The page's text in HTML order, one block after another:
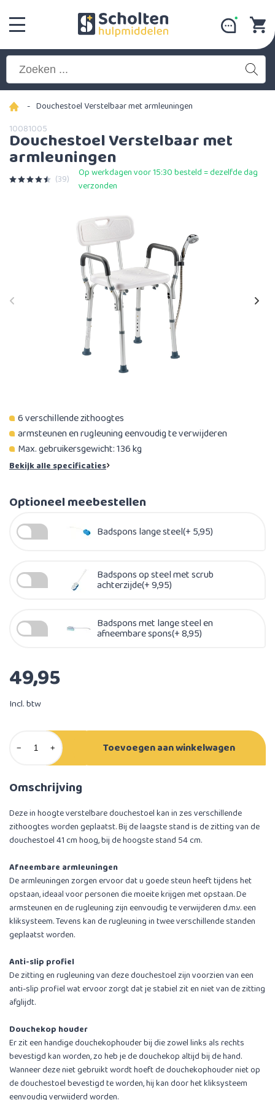
- Douchestoel Verstelbaar met armleuningen
10081005
Douchestoel Verstelbaar met
armleuningen
(39)
Op werkdagen voor 15:30 besteld = dezelfde dag
verzonden
6 verschillende zithoogtes
armsteunen en rugleuning eenvoudig te verwijderen
Max. gebruikersgewicht: 136 kg​
Bekijk alle specificaties
Optioneel meebestellen
Badspons lange steel(+ 5,95)
Badspons op steel met scrub
achterzijde(+ 9,95)
Badspons met lange steel en
afneembare spons(+ 8,95)
49,95
Incl. btw
− + Toevoegen aan winkelwagen
Omschrijving
Deze in hoogte verstelbare douchestoel kan in zes verschillende
zithoogtes worden geplaatst. Bij de laagste stand is de zitting van de
douchestoel 41 cm hoog, bij de hoogste stand 54 cm.
Afneembare armleuningen
De armleuningen zorgen ervoor dat u goede steun heeft tijdens het
opstaan, ideaal voor personen die moeite krijgen met opstaan. De
armsteunen en de rugleuning zijn eenvoudig te verwijderen d.m.v. een
kliksysteem. Tevens kan de rugleuning in twee verschillende standen
geplaatst worden.
Anti-slip profiel
De zitting en rugleuning van deze douchestoel zijn voorzien van een
anti-slip profiel wat ervoor zorgt dat je stabiel zit en niet van de zitting
afglijdt.
Douchekop houder
Er zit een handige douchekophouder bij die zowel links als rechts
bevestigd kan worden, zo heb je de douchekop altijd bij de hand.
Wanneer deze niet gebruikt wordt hoeft de douchekophouder niet op
de douchestoel bevestigd te worden, hij kan door het kliksysteem
eenvoudig verwijderd worden.